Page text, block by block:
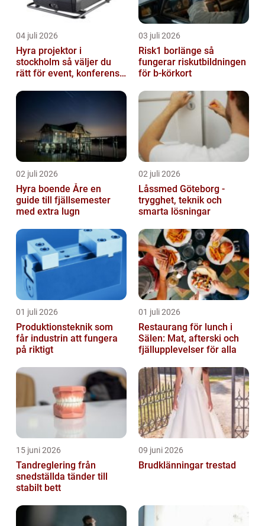
04 juli 2026
Hyra projektor i
stockholm så väljer du
rätt för event, konferens
03 juli 2026
Risk1 borlänge så
fungerar riskutbildningen
för b-körkort
02 juli 2026
Hyra boende Åre en
guide till fjällsemester
med extra lugn
02 juli 2026
Låssmed Göteborg -
trygghet, teknik och
smarta lösningar
01 juli 2026
Produktionsteknik som
får industrin att fungera
på riktigt
01 juli 2026
Restaurang för lunch i
Sälen: Mat, afterski och
fjällupplevelser för alla
15 juni 2026
Tandreglering från
snedställda tänder till
stabilt bett
09 juni 2026
Brudklänningar trestad